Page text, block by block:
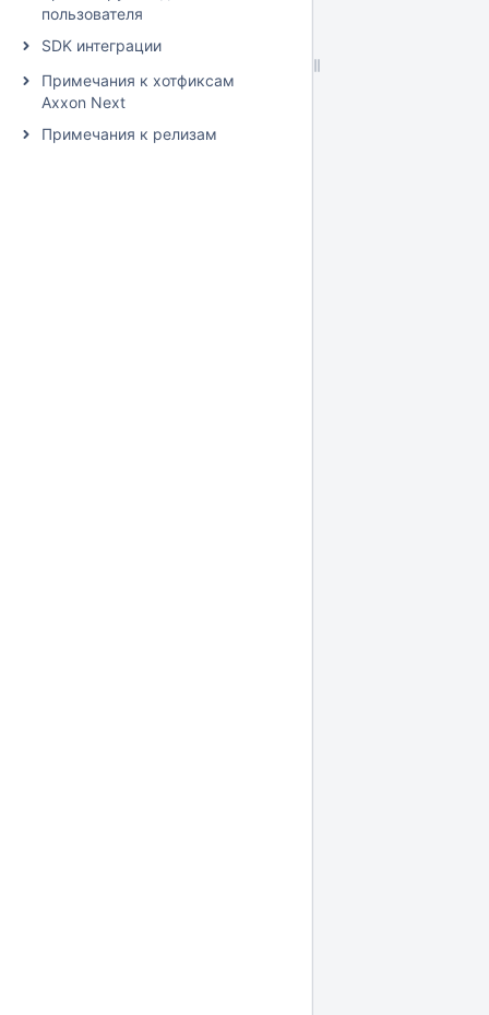
пользователя
SDK интеграции
Примечания к хотфиксам
Axxon Next
Примечания к релизам